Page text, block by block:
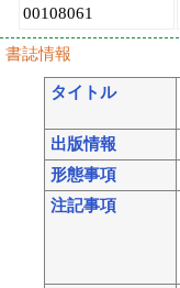
00108061
書誌情報
タイトル
出版情報
形態事項
注記事項